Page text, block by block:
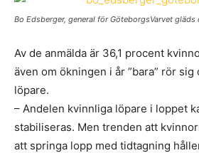
Bo Edsberger, general för GöteborgsVarvet
Av de anmälda är 36,1 procent
även om ökningen i år ”bara” rör
löpare.
– Andelen kvinnliga löpare i loppet
stabiliseras. Men trenden att
att springa lopp med tidtagning